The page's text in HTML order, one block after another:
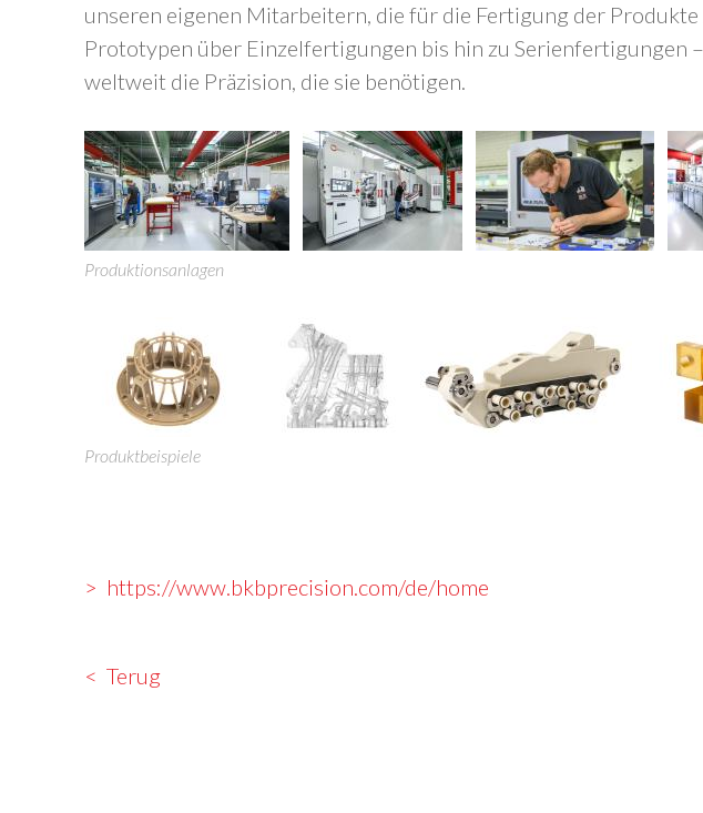
unseren eigenen Mitarbeitern, die für die Fertigung der Produkte
Prototypen über Einzelfertigungen bis hin zu Serienfertigungen
weltweit die Präzision, die sie benötigen.
Produktionsanlagen
Produktbeispiele
https://www.bkbprecision.com/de/home
Terug